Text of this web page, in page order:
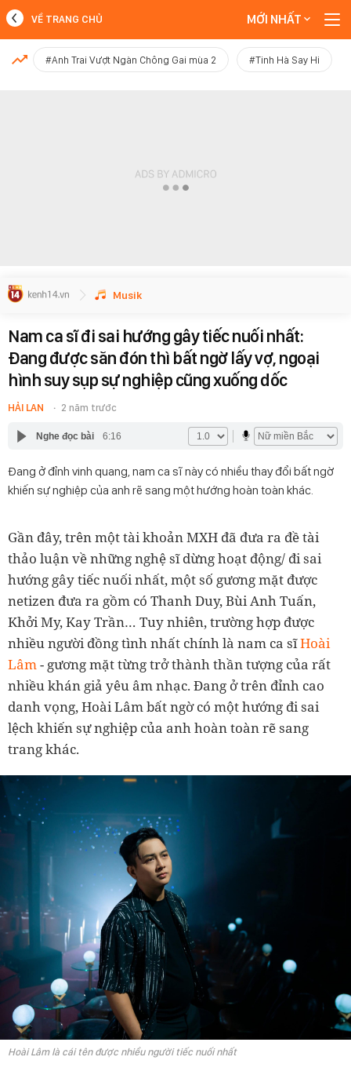
MỚI NHẤT
VỀ TRANG CHỦ MỚI NHẤT
#Anh Trai Vượt Ngàn Chông Gai mùa 2 #Tinh Hà Say Hi
Musik
Nam ca sĩ đi sai hướng gây tiếc nuối nhất:
Đang được săn đón thì bất ngờ lấy vợ, ngoại
hình suy sụp sự nghiệp cũng xuống dốc
HẢI LAN 2 năm trước
Nghe đọc bài 6:16
Đang ở đỉnh vinh quang, nam ca sĩ này có nhiều thay đổi bất ngờ
khiến sự nghiệp của anh rẽ sang một hướng hoàn toàn khác.
Gần đây, trên một tài khoản MXH đã đưa ra đề tài
thảo luận về những nghệ sĩ dừng hoạt động/ đi sai
hướng gây tiếc nuối nhất, một số gương mặt được
netizen đưa ra gồm có Thanh Duy, Bùi Anh Tuấn,
Khởi My, Kay Trần… Tuy nhiên, trường hợp được
nhiều người đồng tình nhất chính là nam ca sĩHoài
Lâm- gương mặt từng trở thành thần tượng của rất
nhiều khán giả yêu âm nhạc. Đang ở trên đỉnh cao
danh vọng, Hoài Lâm bất ngờ có một hướng đi sai
lệch khiến sự nghiệp của anh hoàn toàn rẽ sang
trang khác.
Hoài Lâm là cái tên được nhiều người tiếc nuối nhất